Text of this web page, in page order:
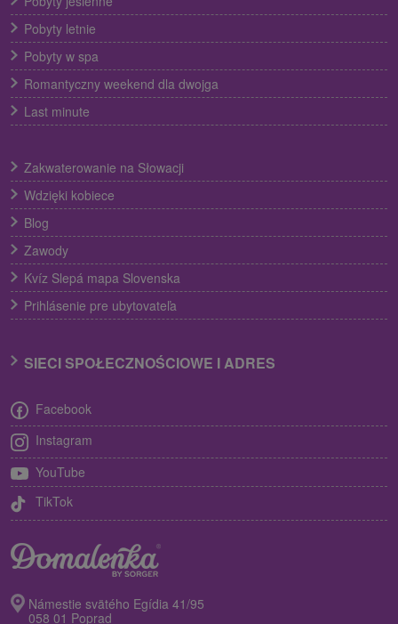
Pobyty letnie
Pobyty w spa
Romantyczny weekend dla dwojga
Last minute
Zakwaterowanie na Słowacji
Wdzięki kobiece
Blog
Zawody
Kvíz Slepá mapa Slovenska
Prihlásenie pre ubytovateľa
SIECI SPOŁECZNOŚCIOWE I ADRES
Facebook
Instagram
YouTube
TikTok
Námestie svätého Egídia 41/95
058 01 Poprad